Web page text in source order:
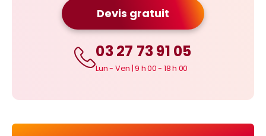
Devis gratuit
03 27 73 91 05
Lun - Ven | 9 h 00 - 18 h 00